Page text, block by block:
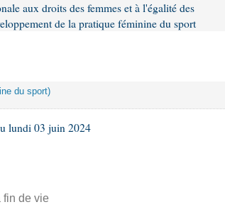
aux droits des femmes et à l'égalité des
de la pratique féminine du sport
du sport)
lundi 03 juin 2024
fin de vie